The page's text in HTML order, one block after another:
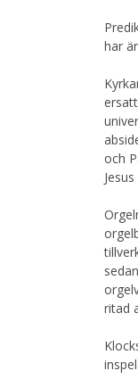
har
och
ritad